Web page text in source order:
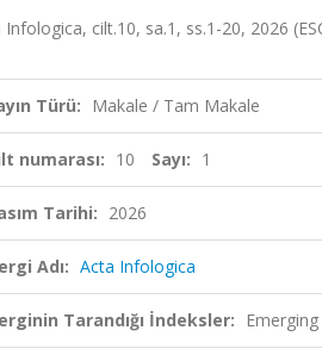
Infologica, cilt.10, sa.1, ss.1-20, 2026
Türü: Makale / Tam Makale
numarası: 10 Sayı: 1
Tarihi: 2026
Adı: Acta Infologica
Tarandığı İndeksler: